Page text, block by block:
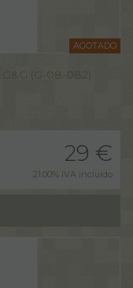
AGOTADO
(G-08-082)
29 €
21.00% IVA incluido